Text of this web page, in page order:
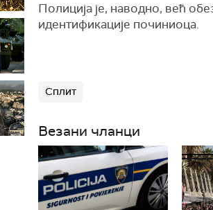
Полиција је, наводно, већ
идентификације починиоца.
Сплит
Везани чланци